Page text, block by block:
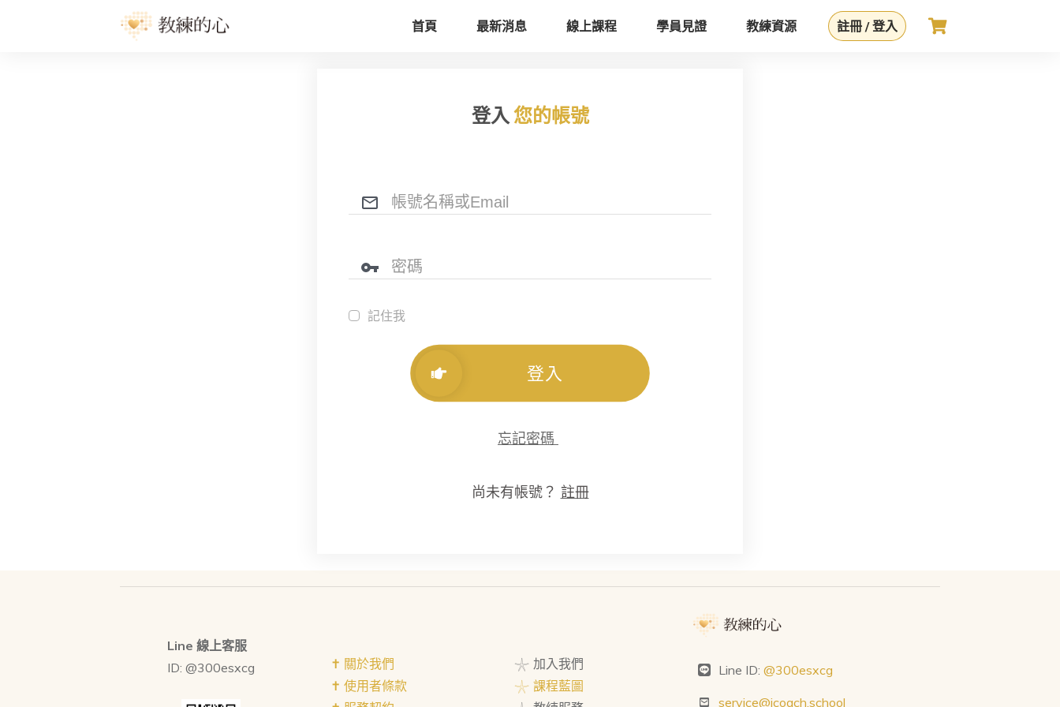
首頁 最新消息 線上課程 學員見證 教練資源 註冊 / 登入
登入您的帳號
記住我
登入
忘記密碼
尚未有帳號？ 註冊
Line 線上客服
ID: @300esxcg
✝︎ 關於我們
✝︎ 使用者條款
𓇼 加入我們
𓇼 課程藍圖
Line ID:@300esxcg
service@icoach.school